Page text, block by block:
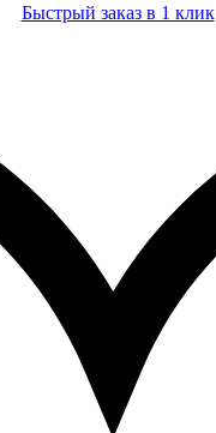
Быстрый заказ в 1 клик